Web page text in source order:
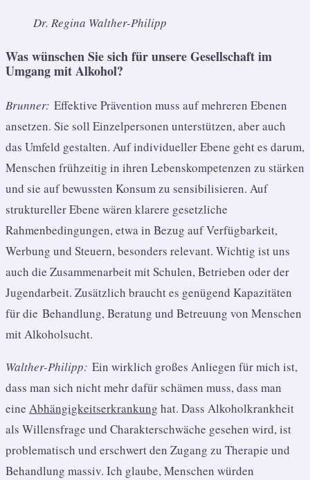
Dr. Regina Walther-Philipp
Was wünschen Sie sich für unsere Gesellschaft im
Umgang mit Alkohol?
Brunner: Effektive Prävention muss auf mehreren Ebenen
ansetzen. Sie soll Einzelpersonen unterstützen, aber auch
das Umfeld gestalten. Auf individueller Ebene geht es darum,
Menschen frühzeitig in ihren Lebenskompetenzen zu stärken
und sie auf bewussten Konsum zu sensibilisieren. Auf
struktureller Ebene wären klarere gesetzliche
Rahmenbedingungen, etwa in Bezug auf Verfügbarkeit,
Werbung und Steuern, besonders relevant. Wichtig ist uns
auch die Zusammenarbeit mit Schulen, Betrieben oder der
Jugendarbeit. Zusätzlich braucht es genügend Kapazitäten
für die Behandlung, Beratung und Betreuung von Menschen
mit Alkoholsucht.
Walther-Philipp: Ein wirklich großes Anliegen für mich ist,
dass man sich nicht mehr dafür schämen muss, dass man
eine Abhängigkeitserkrankung hat. Dass Alkoholkrankheit
als Willensfrage und Charakterschwäche gesehen wird, ist
problematisch und erschwert den Zugang zu Therapie und
Behandlung massiv. Ich glaube, Menschen würden